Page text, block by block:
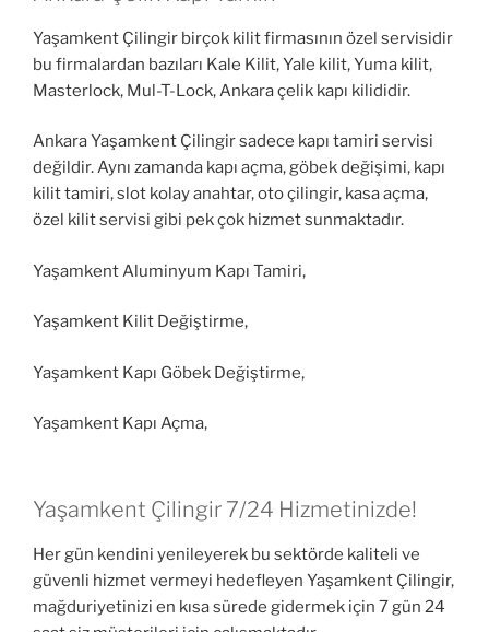
Yaşamkent Çilingir birçok kilit firmasının özel servisidir
bu firmalardan bazıları Kale Kilit, Yale kilit, Yuma kilit,
Masterlock, Mul-T-Lock, Ankara çelik kapı kilididir.
Ankara Yaşamkent Çilingir sadece kapı tamiri servisi
değildir. Aynı zamanda kapı açma, göbek değişimi, kapı
kilit tamiri, slot kolay anahtar, oto çilingir, kasa açma,
özel kilit servisi gibi pek çok hizmet sunmaktadır.
Yaşamkent Aluminyum Kapı Tamiri,
Yaşamkent Kilit Değiştirme,
Yaşamkent Kapı Göbek Değiştirme,
Yaşamkent Kapı Açma,
Yaşamkent Çilingir 7/24 Hizmetinizde!
Her gün kendini yenileyerek bu sektörde kaliteli ve
güvenli hizmet vermeyi hedefleyen Yaşamkent Çilingir,
mağduriyetinizi en kısa sürede gidermek için 7 gün 24